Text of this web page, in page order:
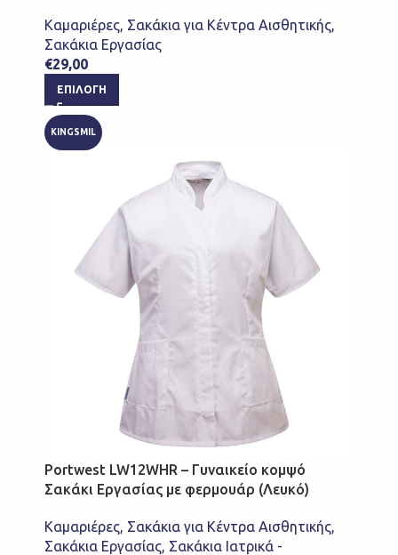
Καμαριέρες, Σακάκια για Κέντρα Αισθητικής,
Σακάκια Εργασίας
€29,00
ΕΠΙΛΟΓΉ
KINGSMIL
Portwest LW12WHR – Γυναικείο κομψό
Σακάκι Εργασίας με φερμουάρ (Λευκό)
Καμαριέρες, Σακάκια για Κέντρα Αισθητικής,
Σακάκια Εργασίας, Σακάκια Ιατρικά -